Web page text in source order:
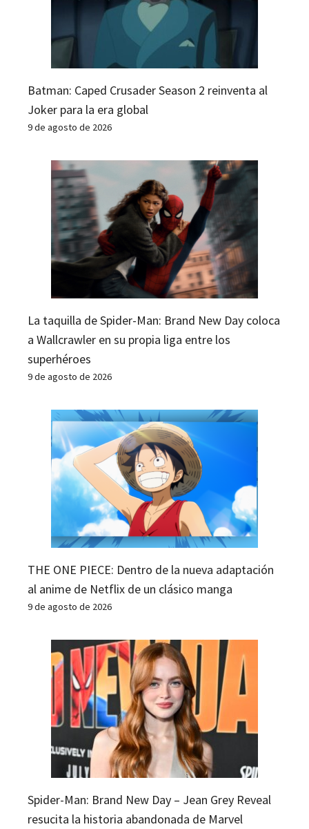
Batman: Caped Crusader Season 2 reinventa al
Joker para la era global
9 de agosto de 2026
La taquilla de Spider-Man: Brand New Day coloca
a Wallcrawler en su propia liga entre los
superhéroes
9 de agosto de 2026
THE ONE PIECE: Dentro de la nueva adaptación
al anime de Netflix de un clásico manga
9 de agosto de 2026
Spider-Man: Brand New Day – Jean Grey Reveal
resucita la historia abandonada de Marvel